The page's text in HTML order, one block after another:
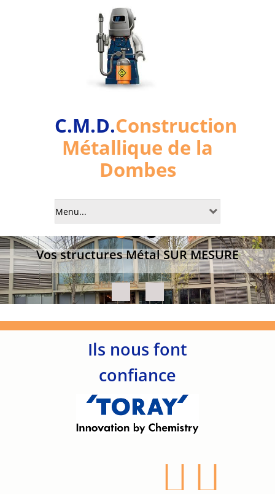
C.M.D.Construction
Métallique de la
Dombes
Vos structures Métal SUR MESURE
Ils nous font
confiance